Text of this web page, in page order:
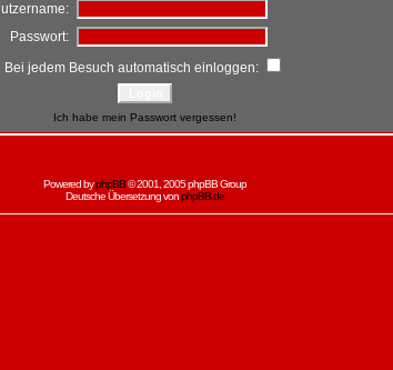
Passwort:
Bei jedem Besuch automatisch einloggen:
Ich habe mein Passwort vergessen!
Powered byphpBB© 2001, 2005 phpBB Group
Deutsche Übersetzung vonphpBB.de